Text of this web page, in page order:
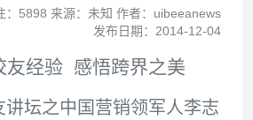
：5898 来源：未知 作者：uibeeanews
发布日期：2014-12-04
友经验 感悟跨界之美
坛之中国营销领军人李志